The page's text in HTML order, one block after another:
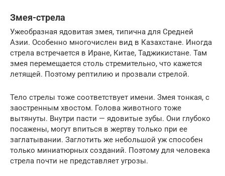
Змея-стрела
Ужеобразная ядовитая змея, типична для Средней
Азии. Особенно многочислен вид в Казахстане. Иногда
стрела встречается в Иране, Китае, Таджикистане. Там
змея перемещается столь стремительно, что кажется
летящей. Поэтому рептилию и прозвали стрелой.
Тело стрелы тоже соответствует имени. Змея тонкая, с
заостренным хвостом. Голова животного тоже
вытянуты. Внутри пасти — ядовитые зубы. Они глубоко
посажены, могут впиться в жертву только при ее
заглатывании. Заглотить же небольшой уж способен
только миниатюрных созданий. Поэтому для человека
стрела почти не представляет угрозы.